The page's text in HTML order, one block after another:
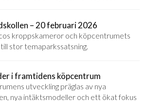
– 20 februari 2026
kroppskameror och köpcentrumets
stor temaparkssatsning.
i framtidens köpcentrum
utveckling präglas av nya
nya intäktsmodeller och ett ökat fokus